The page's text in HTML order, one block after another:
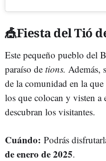
🎪Fiesta del Tió
Este pequeño pueblo del
paraíso de tions. Además,
de la comunidad en la
los que colocan y visten a
descubran los visitantes.
Cuándo: Podrás
de enero de 2025.